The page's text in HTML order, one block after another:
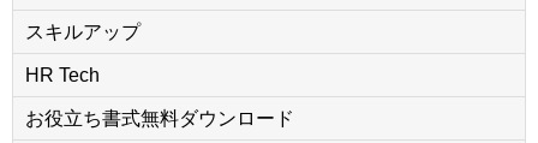
スキルアップ
HR Tech
お役立ち書式無料ダウンロード